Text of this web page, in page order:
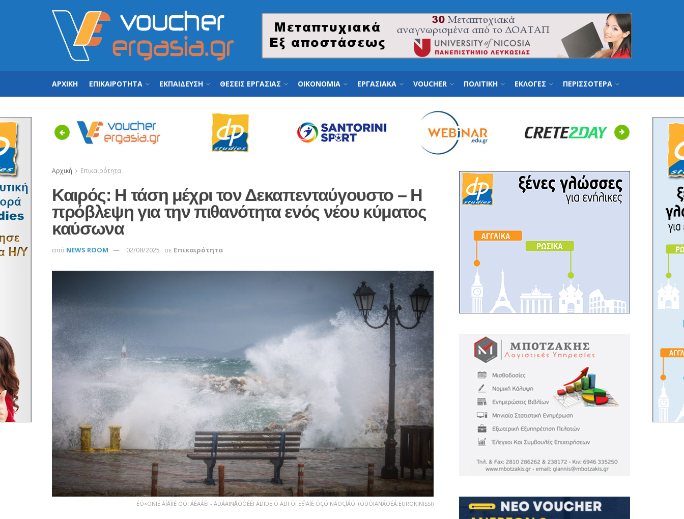
ΑΡΧΙΚΗ ΕΠΙΚΑΙΡΟΤΗΤΑ ΕΚΠΑΙΔΕΥΣΗ ΘΕΣΕΙΣ ΕΡΓΑΣΙΑΣ ΟΙΚΟΝΟΜΙΑ ΕΡΓΑΣΙΑΚΑ VOUCHER ΠΟΛΙΤΙΚΗ ΕΚΛΟΓΕΣ ΠΕΡΙΣΣΟΤΕΡΑ
Previous Next
Αρχική Επικαιρότητα
Καιρός: Η τάση μέχρι τον Δεκαπενταύγουστο – Η
πρόβλεψη για την πιθανότητα ενός νέου κύματος
καύσωνα
από NEWS ROOM 02/08/2025 σε Επικαιρότητα
ÉÓ×ÕÑÏÉ ÁÍÅÌÏÉ ÓÔÏ ÁÉÃÁÉÏ - ÁÐÁÃÏÑÅÕÔÉÊÏ ÁÐÏÐËÏÕ ÁÐÏ ÔÏ ËÉÌÁÍÉ ÔÇÓ ÑÁÖÇÍÁÓ. (ÖÙÔÏÃÑÁÖÉÁ:EUROKINISSI)